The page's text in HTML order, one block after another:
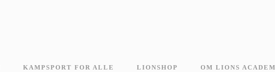
KAMPSPORT FOR ALLE LIONSHOP OM LIONS